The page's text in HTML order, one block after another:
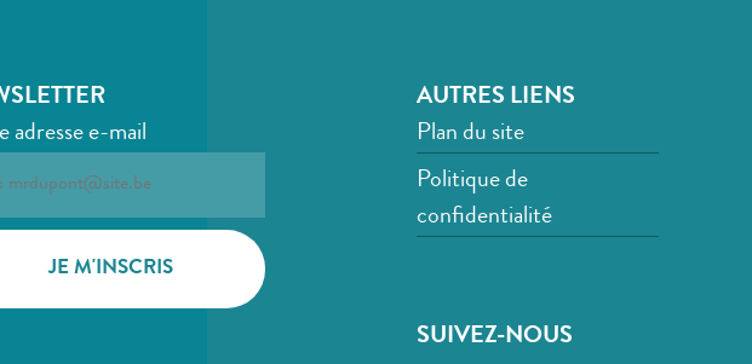
adresse e-mail
AUTRES LIENS
Plan du site
Politique de
confidentialité
SUIVEZ-NOUS